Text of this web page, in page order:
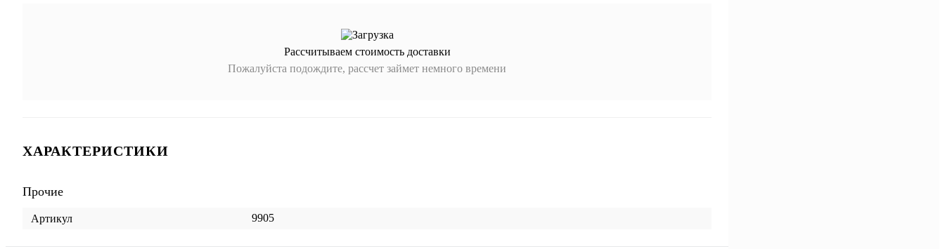
Рассчитываем стоимость доставки
Пожалуйста подождите, рассчет займет немного времени
ХАРАКТЕРИСТИКИ
Прочие
Артикул 9905